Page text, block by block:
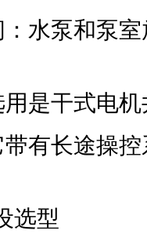
水泵和泵
是干式电
有长途操
选型